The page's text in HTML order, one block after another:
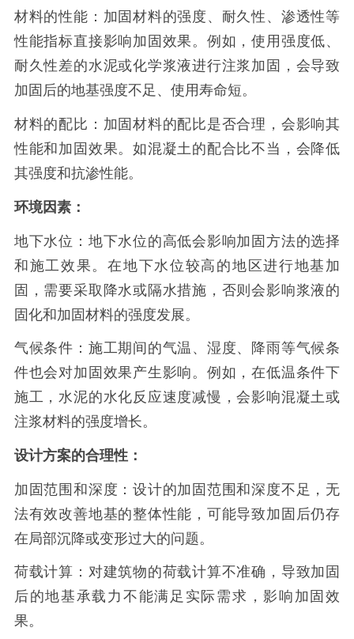
材料的性能：加固材料的强度、耐久性、渗透性等
性能指标直接影响加固效果。例如，使用强度低、
耐久性差的水泥或化学浆液进行注浆加固，会导致
加固后的地基强度不足、使用寿命短。
材料的配比：加固材料的配比是否合理，会影响其
性能和加固效果。如混凝土的配合比不当，会降低
其强度和抗渗性能。
环境因素：
地下水位：地下水位的高低会影响加固方法的选择
和施工效果。在地下水位较高的地区进行地基加
固，需要采取降水或隔水措施，否则会影响浆液的
固化和加固材料的强度发展。
气候条件：施工期间的气温、湿度、降雨等气候条
件也会对加固效果产生影响。例如，在低温条件下
施工，水泥的水化反应速度减慢，会影响混凝土或
注浆材料的强度增长。
设计方案的合理性：
加固范围和深度：设计的加固范围和深度不足，无
法有效改善地基的整体性能，可能导致加固后仍存
在局部沉降或变形过大的问题。
荷载计算：对建筑物的荷载计算不准确，导致加固
后的地基承载力不能满足实际需求，影响加固效
果。